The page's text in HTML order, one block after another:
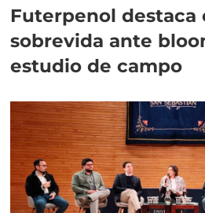
Futerpenol destaca
sobrevida ante
estudio de campo